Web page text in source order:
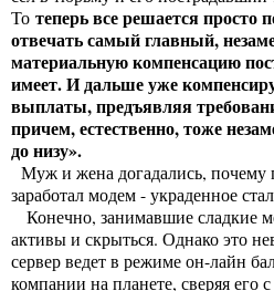
То теперь все решается просто
отвечать самый главный,
материальную компенсацию
имеет. И дальше уже
выплаты, предъявляя
причем, естественно, тоже
до низу».
Муж и жена догадались, почему
заработал модем - украденное
Конечно, занимавшие сладкие
активы и скрыться. Однако это
сервер ведет в режиме он-лайн
компании на планете, сверяя его